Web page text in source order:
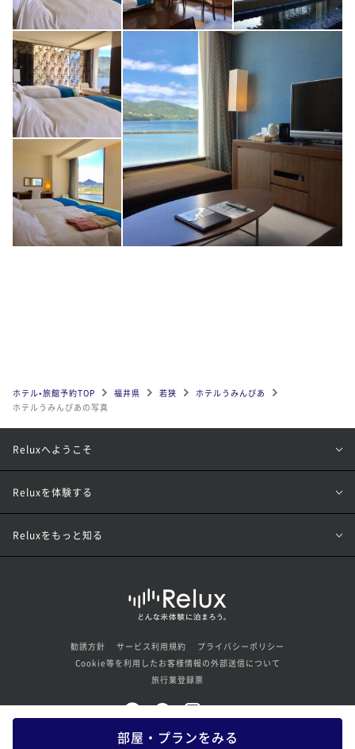
部屋・プランをみる
ホテル•旅館予約TOP 福井県 若狭
ホテルうみんぴあ
ホテルうみんぴあの写真
Reluxへようこそ
Reluxを体験する
Reluxをもっと知る
勧誘方針 サービス利用規約
プライバシーポリシー
Cookie等を利用したお客様情報の外部送信について
旅行業登録票
© Loco Partners Inc. All rights reserved.